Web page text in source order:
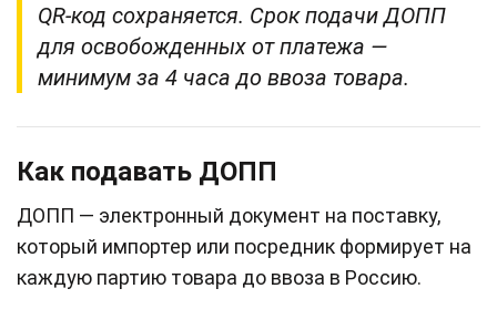
QR-код сохраняется. Срок подачи ДОПП
для освобожденных от платежа —
минимум за 4 часа до ввоза товара.
Как подавать ДОПП
ДОПП — электронный документ на поставку,
который импортер или посредник формирует на
каждую партию товара до ввоза в Россию.